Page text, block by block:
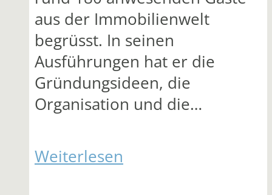
aus der Immobilienwelt
begrüsst. In seinen
Ausführungen hat er die
Gründungsideen, die
Organisation und die…
Weiterlesen